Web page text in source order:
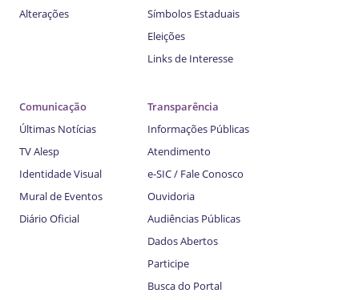
Alterações
Símbolos Estaduais
Eleições
Links de Interesse
Comunicação
Últimas Notícias
TV Alesp
Identidade Visual
Mural de Eventos
Diário Oficial
Transparência
Informações Públicas
Atendimento
e-SIC / Fale Conosco
Ouvidoria
Audiências Públicas
Dados Abertos
Participe
Busca do Portal